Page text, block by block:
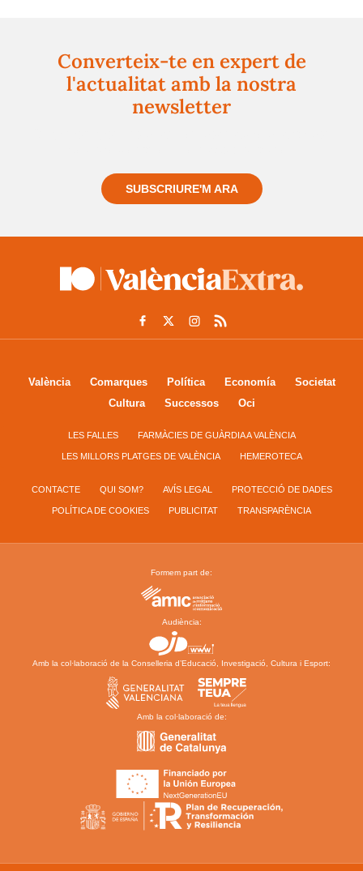
Converteix-te en expert de
l'actualitat amb la nostra
newsletter
SUBSCRIURE'M ARA
València Comarques Política Economía
Societat
Cultura
Successos Oci
LES FALLES FARMÀCIES DE GUÀRDIA A VALÈNCIA
LES MILLORS PLATGES DE VALÈNCIA HEMEROTECA
CONTACTE QUI SOM? AVÍS LEGAL PROTECCIÓ DE DADES
POLÍTICA DE COOKIES PUBLICITAT TRANSPARÈNCIA
Formem part de:
Audiència:
Amb la col·laboració de la Conselleria d’Educació, Investigació, Cultura i Esport:
Amb la col·laboració de: